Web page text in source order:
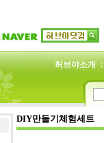
허브야소개
DIY만들기체험세트